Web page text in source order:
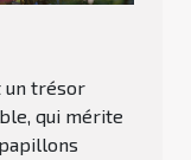
un trésor
qui mérite